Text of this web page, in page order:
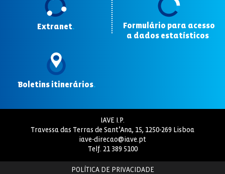
Extranet.
Formulário para acesso
a dados estatísticos
Boletins itinerários.
IAVE I.P.
Travessa das Terras de Sant’Ana, 15, 1250-269 Lisboa
iave-direcao@iave.pt
Telf. 21 389 5100
POLÍTICA DE PRIVACIDADE